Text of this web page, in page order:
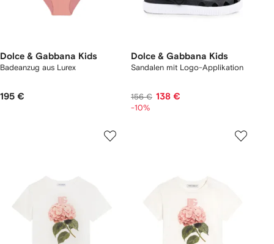
Dolce & Gabbana Kids
Badeanzug aus Lurex
195 €
Dolce & Gabbana Kids
Sandalen mit Logo-Applikation
156 € 138 €
-10%